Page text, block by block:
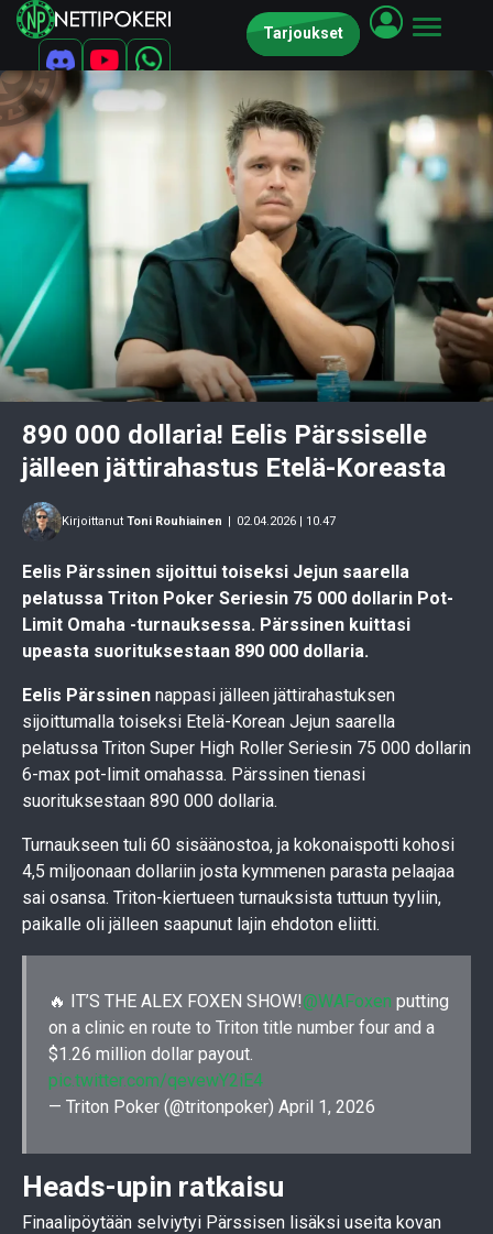
Tarjoukset
890 000 dollaria! Eelis Pärssiselle
jälleen jättirahastus Etelä-Koreasta
Kirjoittanut Toni Rouhiainen | 02.04.2026 | 10.47
Eelis Pärssinen sijoittui toiseksi Jejun saarella
pelatussa Triton Poker Seriesin 75 000 dollarin Pot-
Limit Omaha -turnauksessa. Pärssinen kuittasi
upeasta suorituksestaan 890 000 dollaria.
Eelis Pärssinen nappasi jälleen jättirahastuksen
sijoittumalla toiseksi Etelä-Korean Jejun saarella
pelatussa Triton Super High Roller Seriesin 75 000 dollarin
6-max pot-limit omahassa. Pärssinen tienasi
suorituksestaan 890 000 dollaria.
Turnaukseen tuli 60 sisäänostoa, ja kokonaispotti kohosi
4,5 miljoonaan dollariin josta kymmenen parasta pelaajaa
sai osansa. Triton-kiertueen turnauksista tuttuun tyyliin,
paikalle oli jälleen saapunut lajin ehdoton eliitti.
🔥 IT’S THE ALEX FOXEN SHOW!@WAFoxen putting
on a clinic en route to Triton title number four and a
$1.26 million dollar payout.
pic.twitter.com/qevewY2iE4
— Triton Poker (@tritonpoker) April 1, 2026
Heads-upin ratkaisu
Finaalipöytään selviytyi Pärssisen lisäksi useita kovan